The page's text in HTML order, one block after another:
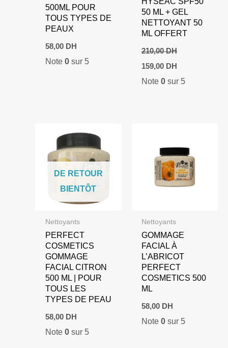
500ML POUR
TOUS TYPES DE
PEAUX
58,00 DH
Note 0sur 5
50 ML + GEL
NETTOYANT 50
ML OFFERT
210,00DH
Le
prix
initial
159,00 DH
actuel
Note0 sur 5
DE RETOUR
BIENTÔT
Nettoyants
PERFECT
COSMETICS
GOMMAGE
FACIAL CITRON
500 ML | POUR
TOUS LES
TYPES DE PEAU
58,00 DH
Note 0sur 5
Nettoyants
GOMMAGE
FACIAL À
L’ABRICOT
PERFECT
COSMETICS 500
ML
58,00 DH
Note0 sur 5